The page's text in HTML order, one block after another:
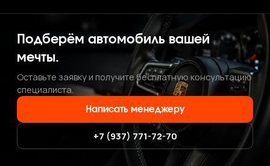
Подберём автомобиль вашей
мечты.
Оставьте заявку и получите бесплатную консультацию
специалиста.
Написать менеджеру
+7 (937) 771-72-70